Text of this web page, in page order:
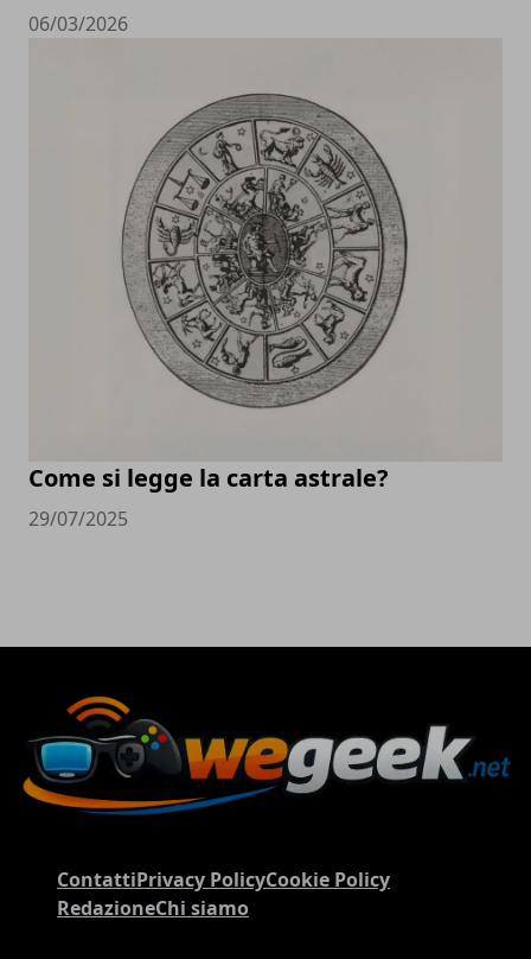
06/03/2026
Come si legge la carta astrale?
29/07/2025
ContattiPrivacy PolicyCookie Policy
RedazioneChi siamo